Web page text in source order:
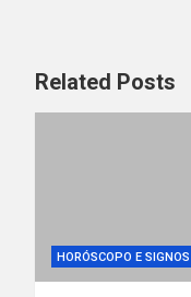
Related Posts
HORÓSCOPO E SIGNOS